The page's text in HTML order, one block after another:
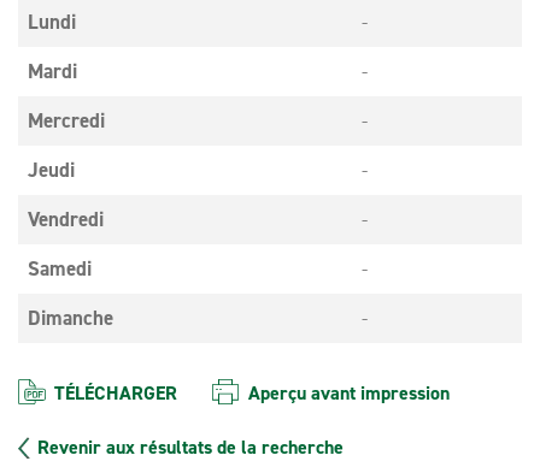
Lundi
-
Mardi
-
Mercredi
-
Jeudi
-
Vendredi
-
Samedi
-
Dimanche
-
TÉLÉCHARGER Aperçu avant impression
Revenir aux résultats de la recherche